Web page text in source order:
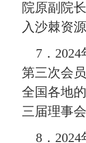
院原副院
入沙棘资
7 ．
第三次会
全国各地
三届理事会
8 ．